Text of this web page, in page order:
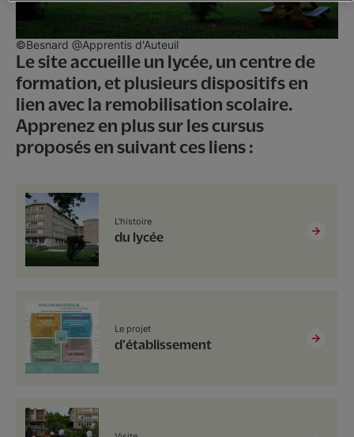
©Besnard @Apprentis d'Auteuil
Le site accueille un lycée, un centre de
formation, et plusieurs dispositifs en
lien avec la remobilisation scolaire.
Apprenez en plus sur les cursus
proposés en suivant ces liens :
L'histoire
du lycée
Le projet
d'établissement